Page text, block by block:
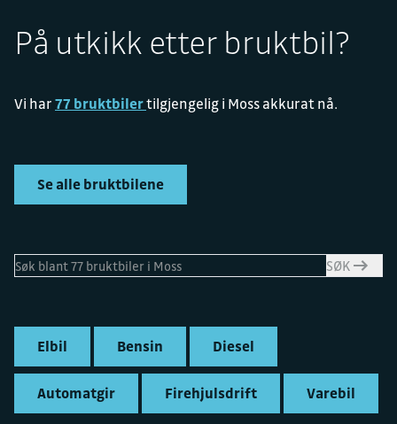
På utkikk etter bruktbil?
Vi har 77 bruktbilertilgjengelig i Moss akkurat nå.
Se alle bruktbilene
SØK
Elbil Bensin Diesel
Automatgir Firehjulsdrift Varebil